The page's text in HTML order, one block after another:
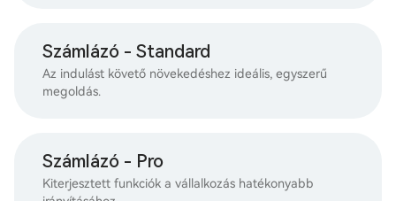
Számlázó - Standard
Az indulást követő növekedéshez ideális, egyszerű
megoldás.
Számlázó - Pro
Kiterjesztett funkciók a vállalkozás hatékonyabb